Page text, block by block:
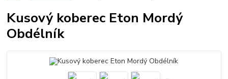
Kusový koberec Eton Mordý
Obdélník